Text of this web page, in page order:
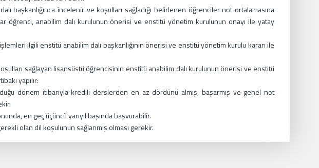
başkanlığınca incelenir ve koşulları sağladığı belirlenen öğrenciler not ortalamasına
öğrenci, anabilim dalı kurulunun önerisi ve enstitü yönetim kurulunun onayı ile yatay
ilgili enstitü anabilim dalı başkanlığının önerisi ve enstitü yönetim kurulu kararı ile
sağlayan lisansüstü öğrencisinin enstitü anabilim dalı kurulunun önerisi ve enstitü
yapılır:
dönem itibarıyla kredili derslerden en az dördünü almış, başarmış ve genel not
en geç üçüncü yarıyıl başında başvurabilir.
olan dil koşulunun sağlanmış olması gerekir.